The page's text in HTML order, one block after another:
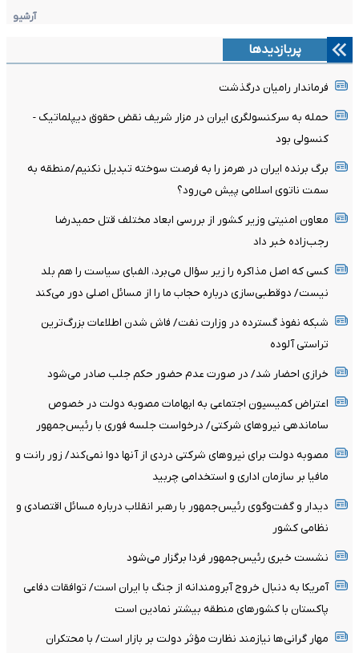
آرشیو
پربازدیدها
فرماندار رامیان درگذشت
حمله به سرکنسولگری ایران در مزار شریف نقض حقوق دیپلماتیک -
کنسولی بود
برگ برنده ایران در هرمز را به فرصت سوخته تبدیل نکنیم/منطقه به
سمت ناتوی اسلامی پیش می‌رود؟
معاون امنیتی وزیر کشور از بررسی ابعاد مختلف قتل حمیدرضا
رجب‌زاده خبر داد
کسی که اصل مذاکره را زیر سؤال می‌برد، الفبای سیاست را هم بلد
نیست/ دوقطبی‌سازی درباره حجاب ما را از مسائل اصلی دور می‌کند
شبکه نفوذ گسترده در وزارت نفت/ فاش شدن اطلاعات بزرگ‌ترین
تراستی‌ آلوده
خرازی احضار شد/ در صورت عدم حضور حکم جلب صادر می‌شود
اعتراض کمیسیون اجتماعی به ابهامات مصوبه دولت در خصوص
ساماندهی نیروهای شرکتی/ درخواست جلسه فوری با رئیس‌جمهور
مصوبه دولت برای نیروهای شرکتی دردی از آنها دوا نمی‌کند/ زور رانت و
مافیا بر سازمان اداری و استخدامی چربید
دیدار و گفت‌وگوی رئیس‌جمهور با رهبر انقلاب درباره مسائل اقتصادی و
نظامی کشور
نشست خبری رئیس‌جمهور فردا برگزار می‌شود
آمریکا به دنبال خروج آبرومندانه از جنگ با ایران است/ توافقات دفاعی
پاکستان با کشورهای منطقه بیشتر نمادین است
مهار گرانی‌ها نیازمند نظارت مؤثر دولت بر بازار است/ با محتکران